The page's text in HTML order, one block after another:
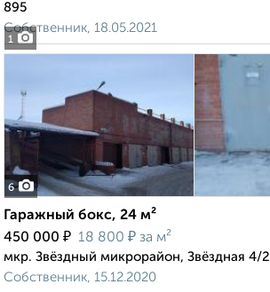
1
895
Собственник, 18.05.2021
6
Гаражный бокс, 24 м²
450 000 ₽ 18 800 ₽ за м²
мкр. Звёздный микрорайон, Звёздная 4/2
Собственник, 15.12.2020